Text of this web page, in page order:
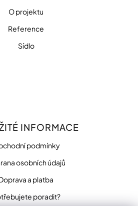
O projektu
Reference
Sídlo
INFORMACE
podmínky
osobních údajů
a platba
poradit?